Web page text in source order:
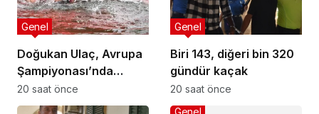
Doğukan Ulaç, Avrupa
Şampiyonası’nda
Türkiye Milli Takımı ile
mücadele etti
Genel
20 saat önce
Biri 143, diğeri bin 320
gündür kaçak
Genel
20 saat önce
Genel